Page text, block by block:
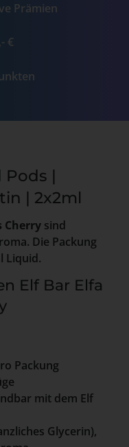
Prämien
€
Pods |
| 2x2ml
Cherry sind
Die Packung
Liquid.
Elf Bar Elfa
Packung
mit dem Elf
Glycerin),